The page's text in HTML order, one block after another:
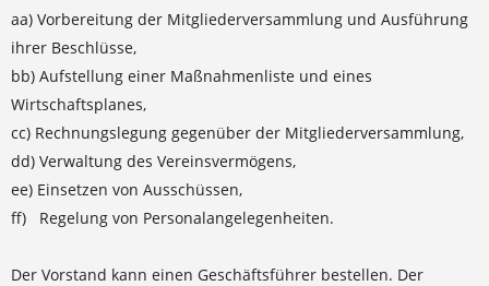
aa) Vorbereitung der Mitgliederversammlung und Ausführung
ihrer Beschlüsse,
bb) Aufstellung einer Maßnahmenliste und eines
Wirtschaftsplanes,
cc) Rechnungslegung gegenüber der Mitgliederversammlung,
dd) Verwaltung des Vereinsvermögens,
ee) Einsetzen von Ausschüssen,
ff) Regelung von Personalangelegenheiten.
Der Vorstand kann einen Geschäftsführer bestellen. Der